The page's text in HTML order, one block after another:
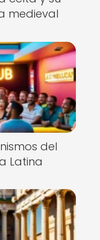
medieval
del
Latina